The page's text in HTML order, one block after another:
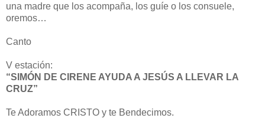
una madre que los acompaña, los guíe o los consuele,
oremos…
Canto
V estación:
“SIMÓN DE CIRENE AYUDA A JESÚS A LLEVAR LA
CRUZ”
Te Adoramos CRISTO y te Bendecimos.